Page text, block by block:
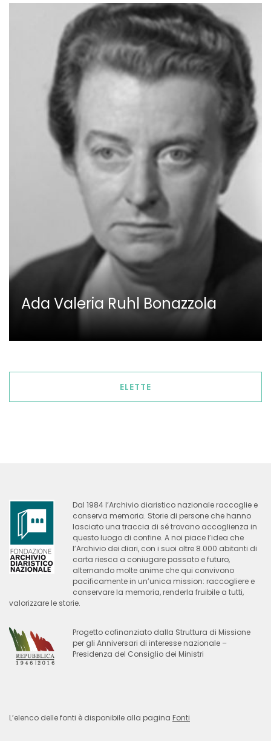
Ada Valeria Ruhl Bonazzola
ELETTE
Dal 1984 l’Archivio diaristico nazionale raccoglie e
conserva memoria. Storie di persone che hanno
lasciato una traccia di sé trovano accoglienza in
questo luogo di confine. A noi piace l’idea che
l’Archivio dei diari, con i suoi oltre 8.000 abitanti di
carta riesca a coniugare passato e futuro,
alternando molte anime che qui convivono
pacificamente in un’unica mission: raccogliere e
conservare la memoria, renderla fruibile a tutti,
valorizzare le storie.
Progetto cofinanziato dalla Struttura di Missione
per gli Anniversari di interesse nazionale –
Presidenza del Consiglio dei Ministri
L’elenco delle fonti è disponibile alla pagina Fonti